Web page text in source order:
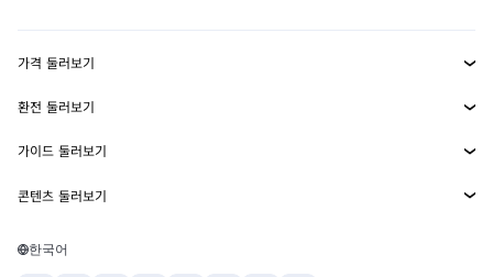
MetaMask Connect
Snaps
웹3 서비스
보안
고객 지원
채용
가격 둘러보기
이더리움 가격
솔라나 가격
테더 가격
환전 둘러보기
ETH를 USD로 환전
USDT를 INR로 환전
BTC를 INR로 환전
가이드 둘러보기
ETH 매수
콘텐츠 둘러보기
솔라나 지갑
한국어